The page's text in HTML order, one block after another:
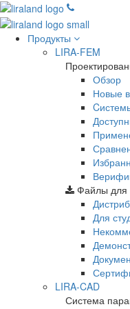
Продукты
LIRA-FEM
Обзор
Новые
Файлы для
Для
LIRA-CAD
Система